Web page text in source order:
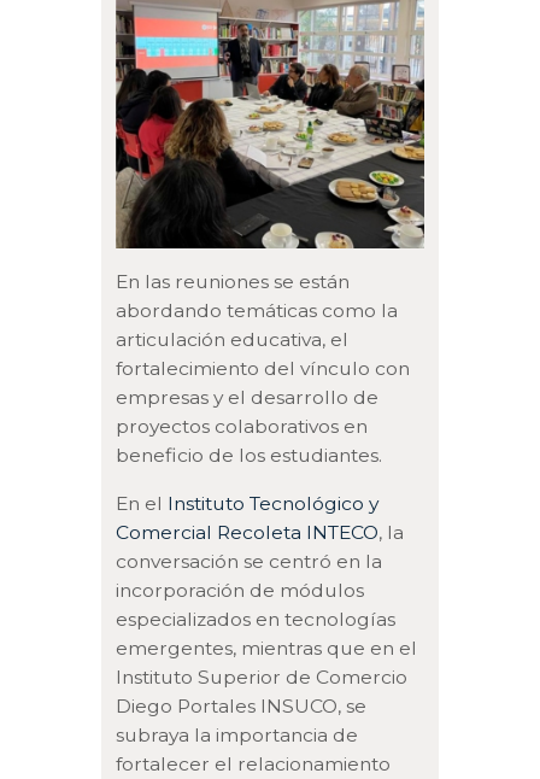
En las reuniones se están
abordando temáticas como la
articulación educativa, el
fortalecimiento del vínculo con
empresas y el desarrollo de
proyectos colaborativos en
beneficio de los estudiantes.
En el Instituto Tecnológico y
Comercial Recoleta INTECO, la
conversación se centró en la
incorporación de módulos
especializados en tecnologías
emergentes, mientras que en el
Instituto Superior de Comercio
Diego Portales INSUCO, se
subraya la importancia de
fortalecer el relacionamiento